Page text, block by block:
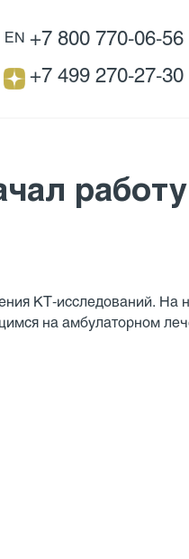
EN +7 800 770-06-56
+7 499 270-27-30
КТ-исследований. На
на амбулаторном